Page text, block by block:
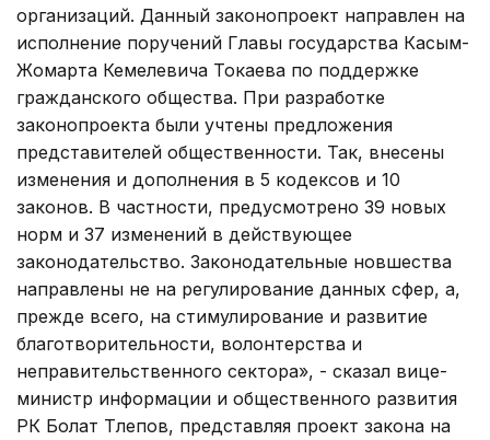
организаций. Данный законопроект направлен на
исполнение поручений Главы государства Касым-
Жомарта Кемелевича Токаева по поддержке
гражданского общества. При разработке
законопроекта были учтены предложения
представителей общественности. Так, внесены
изменения и дополнения в 5 кодексов и 10
законов. В частности, предусмотрено 39 новых
норм и 37 изменений в действующее
законодательство. Законодательные новшества
направлены не на регулирование данных сфер, а,
прежде всего, на стимулирование и развитие
благотворительности, волонтерства и
неправительственного сектора», - сказал вице-
министр информации и общественного развития
РК Болат Тлепов, представляя проект закона на